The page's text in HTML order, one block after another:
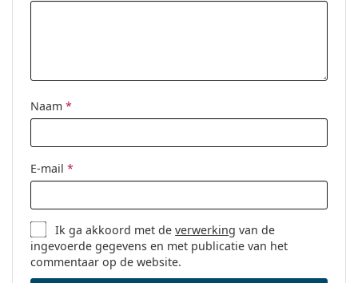
Naam *
E-mail *
Ik ga akkoord met deverwerking van de
ingevoerde gegevens en met publicatie van het
commentaar op de website.